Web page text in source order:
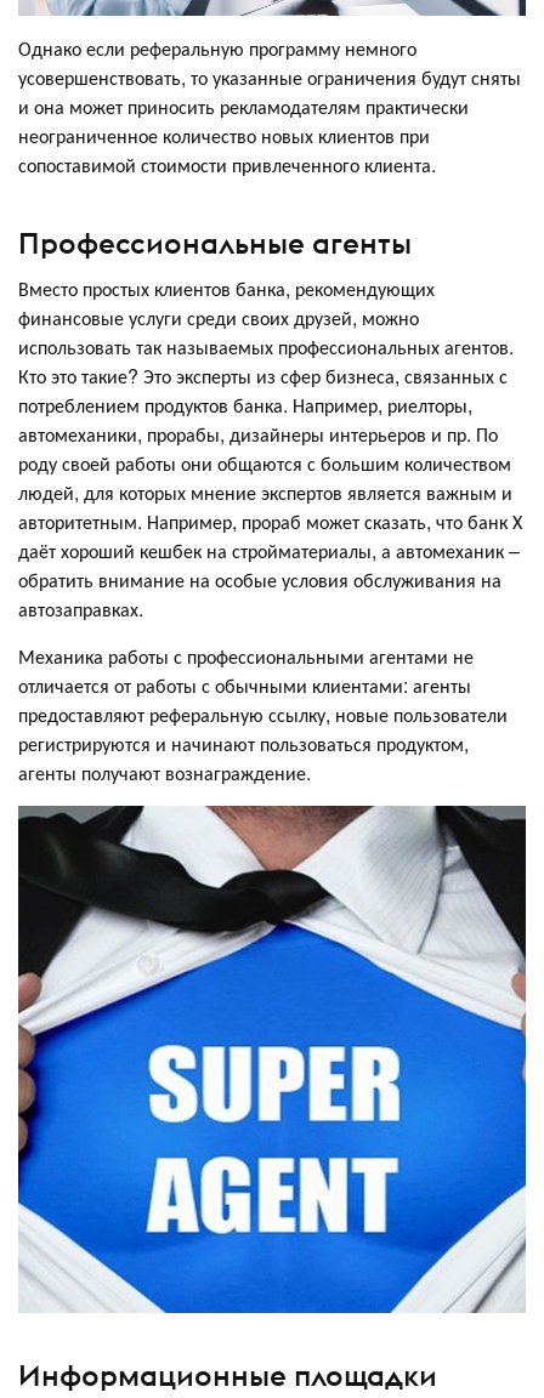
Однако если реферальную программу немного
усовершенствовать, то указанные ограничения будут сняты
и она может приносить рекламодателям практически
неограниченное количество новых клиентов при
сопоставимой стоимости привлеченного клиента.
Профессиональные агенты
Вместо простых клиентов банка, рекомендующих
финансовые услуги среди своих друзей, можно
использовать так называемых профессиональных агентов.
Кто это такие? Это эксперты из сфер бизнеса, связанных с
потреблением продуктов банка. Например, риелторы,
автомеханики, прорабы, дизайнеры интерьеров и пр. По
роду своей работы они общаются с большим количеством
людей, для которых мнение экспертов является важным и
авторитетным. Например, прораб может сказать, что банк Х
даёт хороший кешбек на стройматериалы, а автомеханик –
обратить внимание на особые условия обслуживания на
автозаправках.
Механика работы с профессиональными агентами не
отличается от работы с обычными клиентами: агенты
предоставляют реферальную ссылку, новые пользователи
регистрируются и начинают пользоваться продуктом,
агенты получают вознаграждение.
Информационные площадки